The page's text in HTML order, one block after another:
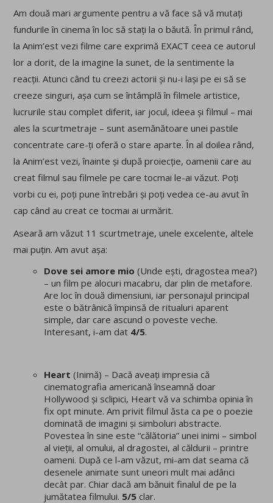
Am două mari argumente pentru a vă face să vă mutați
fundurile în cinema în loc să stați la o băută. În primul rând,
la Anim’est vezi filme careexprimă EXACT ceea ce autorul
lor a dorit, de la imagine la sunet, de la sentimente la
reacții. Atunci când tu creezi actorii și nu-i lași pe ei să se
creeze singuri, așa cum se întâmplă în filmele artistice,
lucrurile stau complet diferit, iar jocul, ideea și filmul – mai
ales la scurtmetraje – sunt asemănătoare unei pastile
concentrate care-ți oferă o stare aparte. În al doilea rând,
la Anim’est vezi, înainte și după proiecție, oamenii care au
creat filmul sau filmele pe care tocmai le-ai văzut. Poți
vorbi cu ei, poți pune întrebări și poți vedea ce-au avut în
cap când au creat ce tocmai ai urmărit.
Aseară am văzut 11 scurtmetraje, unele excelente, altele
mai puțin. Am avut așa:
Dove sei amore mio (Unde ești, dragostea mea?)
– un film pe alocuri macabru, dar plin de metafore.
Are loc în două dimensiuni, iar personajul principal
este o bătrânică împinsă de ritualuri aparent
simple, dar care ascund o poveste veche.
Interesant, i-am dat 4/5.
Heart (Inimă) – Dacă aveați impresia că
cinematografia americană înseamnă doar
Hollywood și sclipici, Heart vă va schimba opinia în
fix opt minute. Am privit filmul ăsta ca pe o poezie
dominată de imagini și simboluri abstracte.
Povestea în sine este “călătoria” unei inimi – simbol
al vieții, al omului, al dragostei, al căldurii – printre
oameni. După ce l-am văzut, mi-am dat seama că
desenele animate sunt uneori mult mai adânci
decât par. Chiar dacă am bănuit finalul de pe la
jumătatea filmului. 5/5 clar.